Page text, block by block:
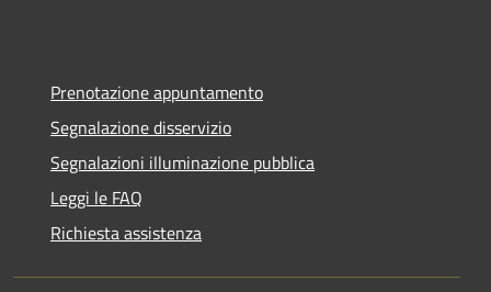
Prenotazione appuntamento
Segnalazione disservizio
Segnalazioni illuminazione pubblica
Leggi le FAQ
Richiesta assistenza